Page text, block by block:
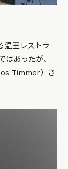
温室レストラ
あったが、
Timmer）さ